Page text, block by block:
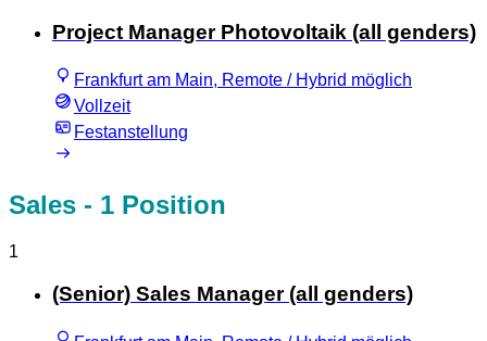
Project Manager Photovoltaik (all genders)
Frankfurt am Main, Remote / Hybrid möglich
Vollzeit
Festanstellung
Sales - 1 Position
1
(Senior) Sales Manager (all genders)